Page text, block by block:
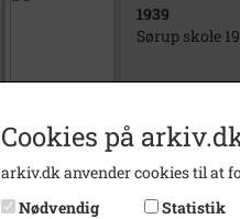
1939
Sørup skole
1943
Cookies på
arkiv.dk anvender cookies til at
Nødvendig
Statistik